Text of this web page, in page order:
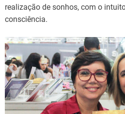
realização de sonhos, com o
consciência.